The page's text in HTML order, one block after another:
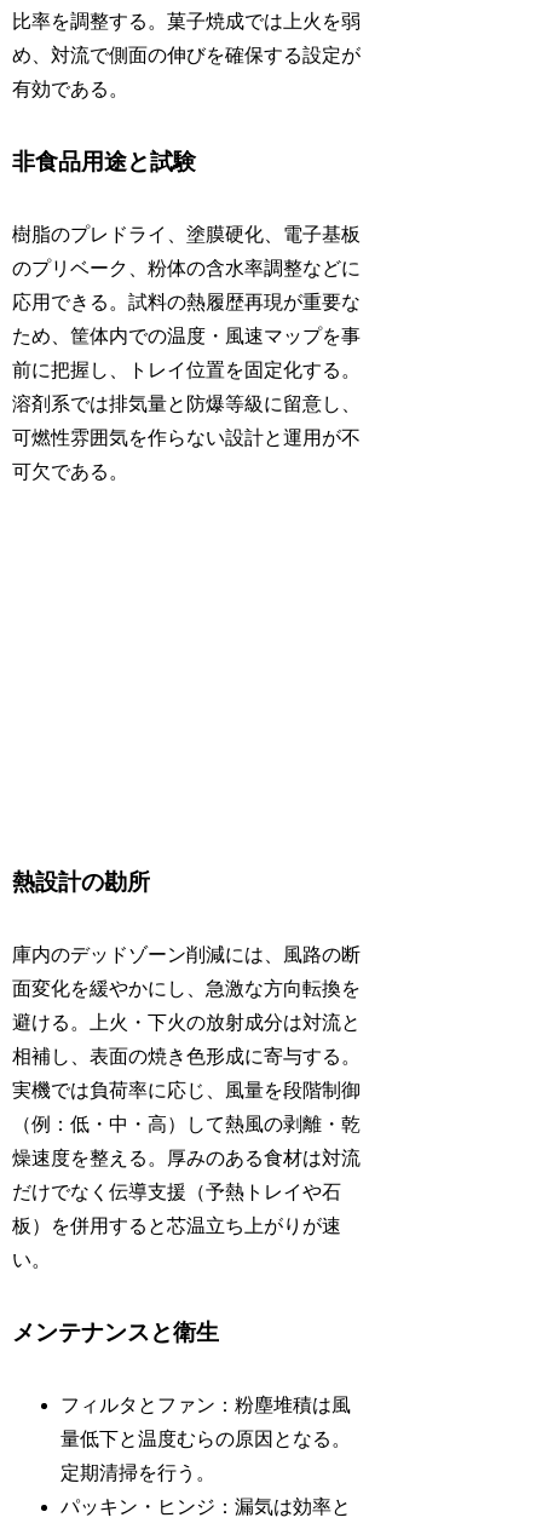
比率を調整する。菓子焼成では上火を弱
め、対流で側面の伸びを確保する設定が
有効である。
非食品用途と試験
樹脂のプレドライ、塗膜硬化、電子基板
のプリベーク、粉体の含水率調整などに
応用できる。試料の熱履歴再現が重要な
ため、筐体内での温度・風速マップを事
前に把握し、トレイ位置を固定化する。
溶剤系では排気量と防爆等級に留意し、
可燃性雰囲気を作らない設計と運用が不
可欠である。
熱設計の勘所
庫内のデッドゾーン削減には、風路の断
面変化を緩やかにし、急激な方向転換を
避ける。上火・下火の放射成分は対流と
相補し、表面の焼き色形成に寄与する。
実機では負荷率に応じ、風量を段階制御
（例：低・中・高）して熱風の剥離・乾
燥速度を整える。厚みのある食材は対流
だけでなく伝導支援（予熱トレイや石
板）を併用すると芯温立ち上がりが速
い。
メンテナンスと衛生
フィルタとファン：粉塵堆積は風
量低下と温度むらの原因となる。
定期清掃を行う。
パッキン・ヒンジ：漏気は効率と